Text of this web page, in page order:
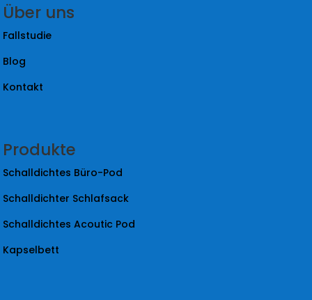
Über uns
Fallstudie
Blog
Kontakt
Produkte
Schalldichtes Büro-Pod
Schalldichter Schlafsack
Schalldichtes Acoutic Pod
Kapselbett